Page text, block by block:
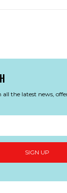
the latest news,
SIGN UP